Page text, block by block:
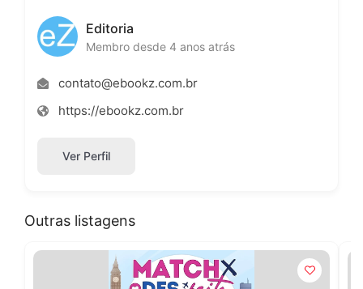
Editoria
Membro desde 4 anos atrás
contato@ebookz.com.br
https://ebookz.com.br
Ver Perfil
Outras listagens